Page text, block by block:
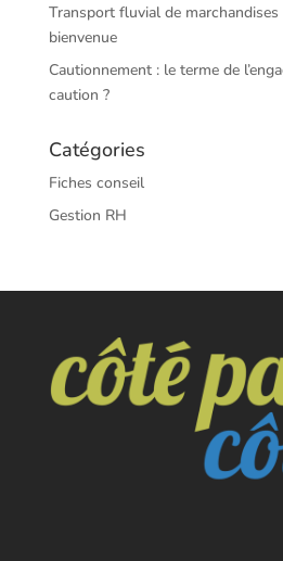
Transport fluvial de marchandises
bienvenue
Cautionnement : le terme de
caution ?
Catégories
Fiches conseil
Gestion RH